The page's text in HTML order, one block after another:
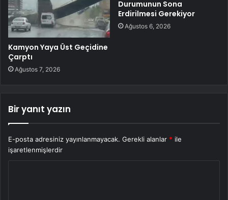
Kamyon Yaya Üst Geçidine
Çarptı
Ağustos 7, 2026
Durumunun Sona
Erdirilmesi Gerekiyor
Ağustos 6, 2026
Bir yanıt yazın
E-posta adresiniz yayınlanmayacak. Gerekli alanlar * ile
işaretlenmişlerdir